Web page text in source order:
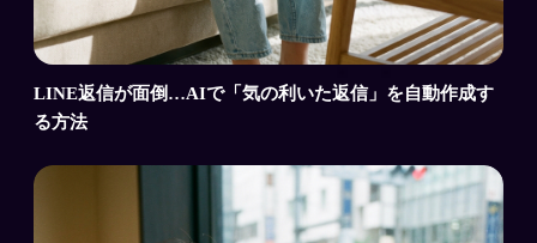
LINE返信が面倒…AIで「気の利いた返信」を自動作成す
る方法